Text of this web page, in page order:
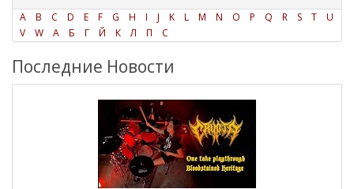
A
B C D E F G H I J K L M N O P Q R S T
U
V
W А Б Г Й К Л П С
Последние Новости